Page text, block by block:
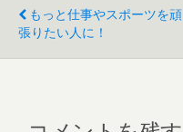
もっと仕事やスポーツを頑
張りたい人に！